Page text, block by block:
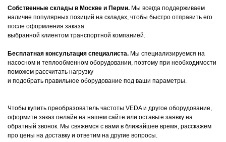
Собственные склады в Москве и Перми. Мы всегда поддерживаем
наличие популярных позиций на складах, чтобы быстро отправить его
после оформления заказа
выбранной клиентом транспортной компанией.
Бесплатная консультация специалиста. Мы специализируемся на
насосном и теплообменном оборудовании, поэтому при необходимости
поможем рассчитать нагрузку
и подобрать правильное оборудование под ваши параметры.
Чтобы купить преобразователь частоты VEDA и другое оборудование,
оформите заказ онлайн на нашем сайте или оставьте заявку на
обратный звонок. Мы свяжемся с вами в ближайшее время, расскажем
про цены на доставку и ответим на другие вопросы.